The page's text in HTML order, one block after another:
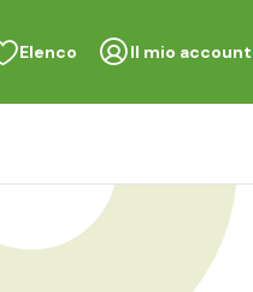
Elenco Il mio account